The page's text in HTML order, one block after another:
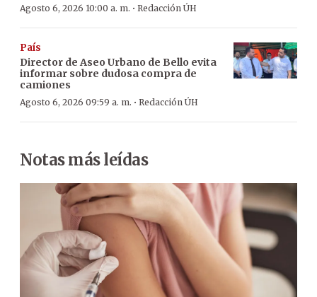
Agosto 6, 2026 10:00 a. m. · Redacción ÚH
País
Director de Aseo Urbano de Bello evita
informar sobre dudosa compra de
camiones
Agosto 6, 2026 09:59 a. m. · Redacción ÚH
Notas más leídas